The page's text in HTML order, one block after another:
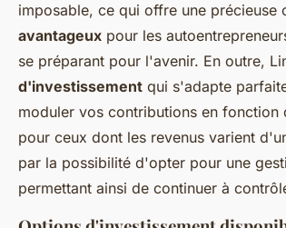
imposable, ce qui offre une
avantageux pour les
se préparant pour l'avenir. En outre,
d'investissement qui s'adapte
moduler vos contributions en
pour ceux dont les revenus varient
par la possibilité d'opter pour une
permettant ainsi de continuer à